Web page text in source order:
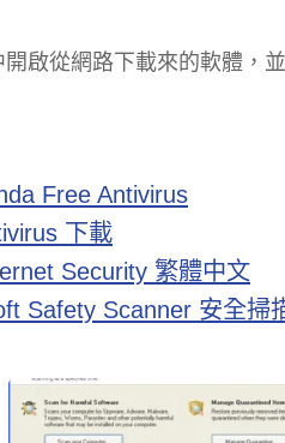
啟從網路下載來的軟體，
Free Antivirus
下載
Security 繁體中文
Safety Scanner 安全掃